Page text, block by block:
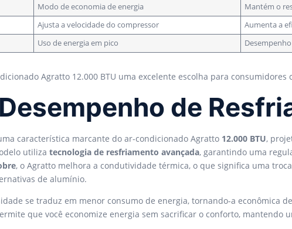
Modo de economia de energia
Mantém o
Ajusta a velocidade do compressor
Aumenta a
Uso de energia em pico
Agratto 12.000 BTU uma excelente escolha para consumidores
de
característica marcante do ar-condicionado Agratto 12.000 BTU,
utiliza tecnologia de resfriamento avançada, garantindo uma
, o Agratto melhora a condutividade térmica, o que significa uma
de alumínio.
se traduz em menor consumo de energia, tornando-a econômica
que você economize energia sem sacrificar o conforto, mantendo